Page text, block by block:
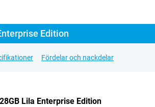
Edition
Fördelar och nackdelar
Lila Enterprise Edition